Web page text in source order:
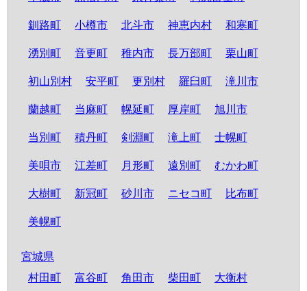
釧路町 小樽市 北斗市 神恵内村 和寒町
湧別町 音更町 稚内市 長万部町 栗山町
初山別村 安平町 更別村 羅臼町 滝川市
蘭越町 当麻町 幌延町 厚岸町 旭川市
当別町 積丹町 剣淵町 滝上町 士幌町
美唄市 江差町 月形町 遠別町 むかわ町
大樹町 新冠町 砂川市 ニセコ町 比布町
美幌町
宮城県
村田町
富谷町 角田市 柴田町 大衡村